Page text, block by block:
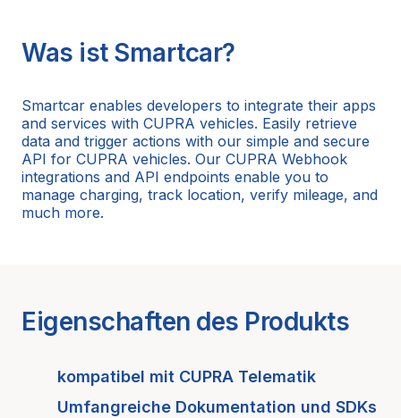
Was ist Smartcar?
Smartcar enables developers to integrate their apps
and services with CUPRA vehicles. Easily retrieve
data and trigger actions with our simple and secure
API for CUPRA vehicles. Our CUPRA Webhook
integrations and API endpoints enable you to
manage charging, track location, verify mileage, and
much more.
Eigenschaften des Produkts
kompatibel mit CUPRA Telematik
Umfangreiche Dokumentation und SDKs